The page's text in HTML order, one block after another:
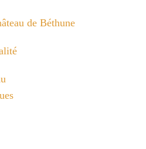
de Béthune